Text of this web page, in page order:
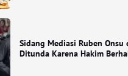
Sidang Mediasi Ruben Onsu
Ditunda Karena Hakim